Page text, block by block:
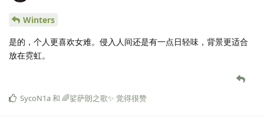
Winters
是的，个人更喜欢女难。侵入人间还是有一点日轻味，背景更适合
放在霓虹。
SycoN1a和 🌈娑萨朗之歌✨ 觉得很赞